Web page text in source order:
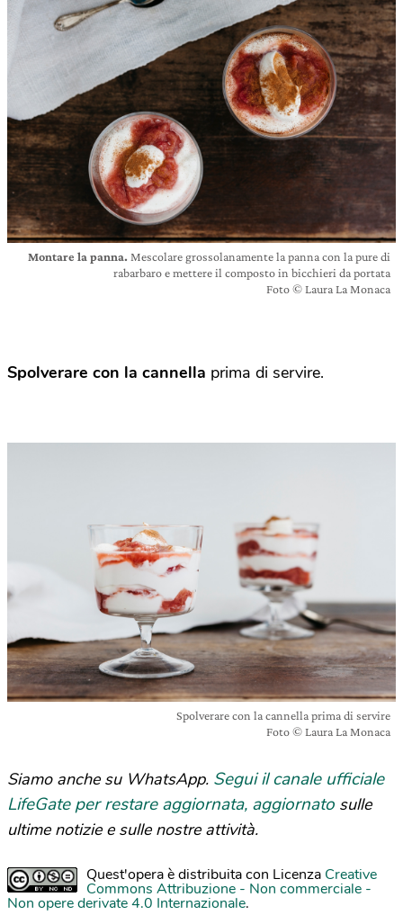
Montare la panna. Mescolare grossolanamente la panna con la pure di
rabarbaro e mettere il composto in bicchieri da portata
Foto © Laura La Monaca
Spolverare con la cannella prima di servire.
Spolverare con la cannella prima di servire
Foto © Laura La Monaca
Siamo anche su WhatsApp. Segui il canale ufficiale
LifeGate per restare aggiornata, aggiornato sulle
ultime notizie e sulle nostre attività.
Quest'opera è distribuita con Licenza Creative
Commons Attribuzione - Non commerciale -
Non opere derivate 4.0 Internazionale.